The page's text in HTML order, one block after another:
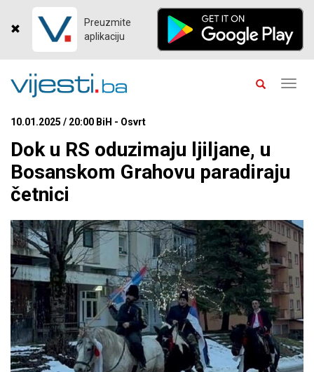
Preuzmite
aplikaciju
10.01.2025 / 20:00 BiH - Osvrt
Dok u RS oduzimaju ljiljane, u
Bosanskom Grahovu paradiraju
četnici